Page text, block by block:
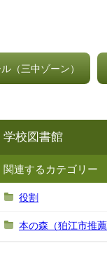
（三中ゾーン）
学校図書館
関連するカテゴリー
役割
本の森（狛江市推薦